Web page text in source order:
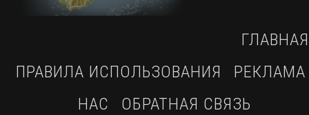
ГЛАВНАЯ
ПРАВИЛА ИСПОЛЬЗОВАНИЯ
РЕКЛАМА
НАС
ОБРАТНАЯ СВЯЗЬ